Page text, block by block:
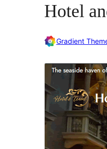
Hotel
Gradient